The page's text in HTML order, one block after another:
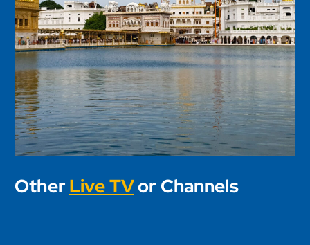
Other Live TVor Channels